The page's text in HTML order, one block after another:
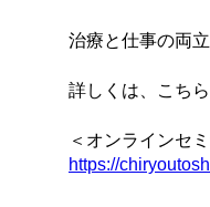
治療と仕事の両
詳しくは、こちら
＜オンラインセ
https://